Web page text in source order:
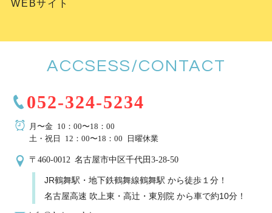
WEBサイト
ACCSESS/CONTACT
052-324-5234
月〜金 10：00〜18：00
土・祝日 12：00〜18：00 日曜休業
〒460-0012 名古屋市中区千代田3-28-50
JR鶴舞駅・地下鉄鶴舞線鶴舞駅 から徒歩１分！
名古屋高速 吹上東・高辻・東別院 から車で約10分！